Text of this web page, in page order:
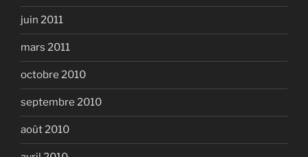
juin 2011
mars 2011
octobre 2010
septembre 2010
août 2010